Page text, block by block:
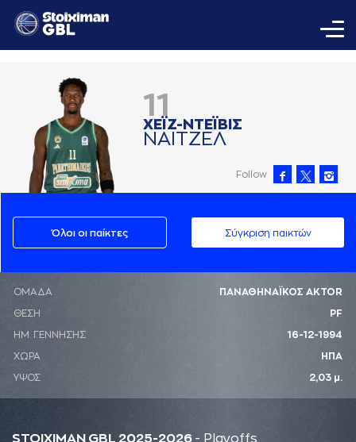
11
ΧΕΪΖ-ΝΤΕΪΒΙΣ
ΝAΙΤΖΕΛ
Follow
Όλοι οι παίκτες Σύγκριση παικτών
ΟΜΑΔΑ ΠΑΝΑΘΗΝΑΪΚΟΣ AKTOR
ΘΕΣΗ PF
ΗΜ. ΓΕΝΝΗΣΗΣ 16-12-1994
ΧΩΡΑ ΗΠΑ
ΥΨΟΣ 2,03 μ.
STOIXIMAN GBL 2025-2026 - Playoffs